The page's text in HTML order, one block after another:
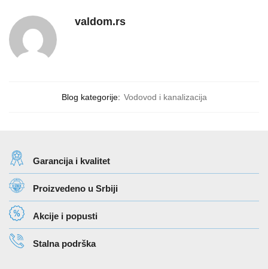
valdom.rs
Blog kategorije: Vodovod i kanalizacija
Garancija i kvalitet
Proizvedeno u Srbiji
Akcije i popusti
Stalna podrška